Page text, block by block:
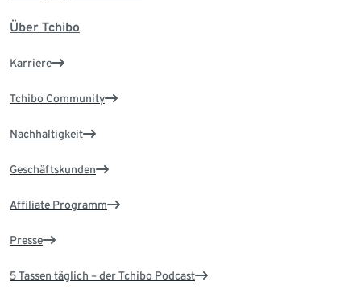
Über Tchibo
Karriere
Tchibo Community
Nachhaltigkeit
Geschäftskunden
Affiliate Programm
Presse
5 Tassen täglich – der Tchibo Podcast